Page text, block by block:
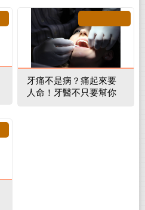
牙痛不是病？痛起來要
人命！牙醫不只要幫你